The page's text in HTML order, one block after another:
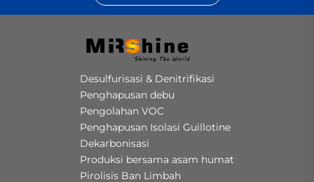
Desulfurisasi & Denitrifikasi
Penghapusan debu
Pengolahan VOC
Penghapusan Isolasi Guillotine
Dekarbonisasi
Produksi bersama asam humat
Pirolisis Ban Limbah